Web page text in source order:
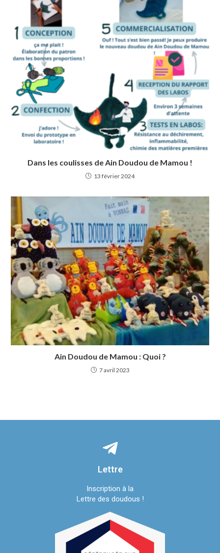
Dans les coulisses de Ain Doudou de Mamou !
13 février 2024
Ain Doudou de Mamou : Quoi ?
7 avril 2023
Lettre
Inscription à la
Lettre des doudous !